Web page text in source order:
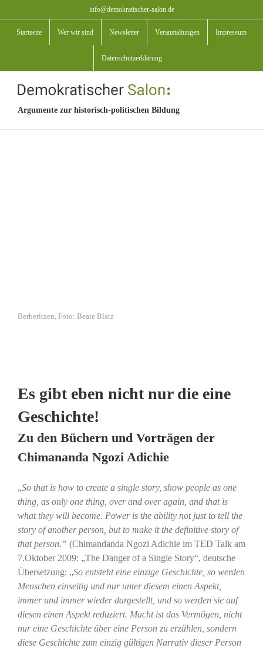
Inhalt
springen
info@demokratischer-salon.de
Startseite Wer wir sind Newsletter Veranstaltungen Impressum
Datenschutzerklärung
Argumente zur historisch-politischen Bildung
Berberitzen, Foto: Beate Blatz
Es gibt eben nicht nur die eine
Geschichte!
Zu den Büchern und Vorträgen der
Chimananda Ngozi Adichie
„So that is how to create a single story, show people as one
thing, as only one thing, over and over again, and that is
what they will become. Power is the ability not just to tell the
story of another person, but to make it the definitive story of
that person.” (Chimandanda Ngozi Adichie im TED Talk am
7.Oktober 2009: „The Danger of a Single Story“, deutsche
Übersetzung: „So entsteht eine einzige Geschichte, so werden
Menschen einseitig und nur unter diesem einen Aspekt,
immer und immer wieder dargestellt, und so werden sie auf
diesen einen Aspekt reduziert. Macht ist das Vermögen, nicht
nur eine Geschichte über eine Person zu erzählen, sondern
diese Geschichte zum einzig gültigen Narrativ dieser Person